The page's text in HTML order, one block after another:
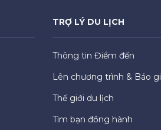
TRỢ LÝ DU LỊCH
Thông tin Điểm đến
Lên chương trình & Báo
Thế giới du lịch
Tìm bạn đồng hành